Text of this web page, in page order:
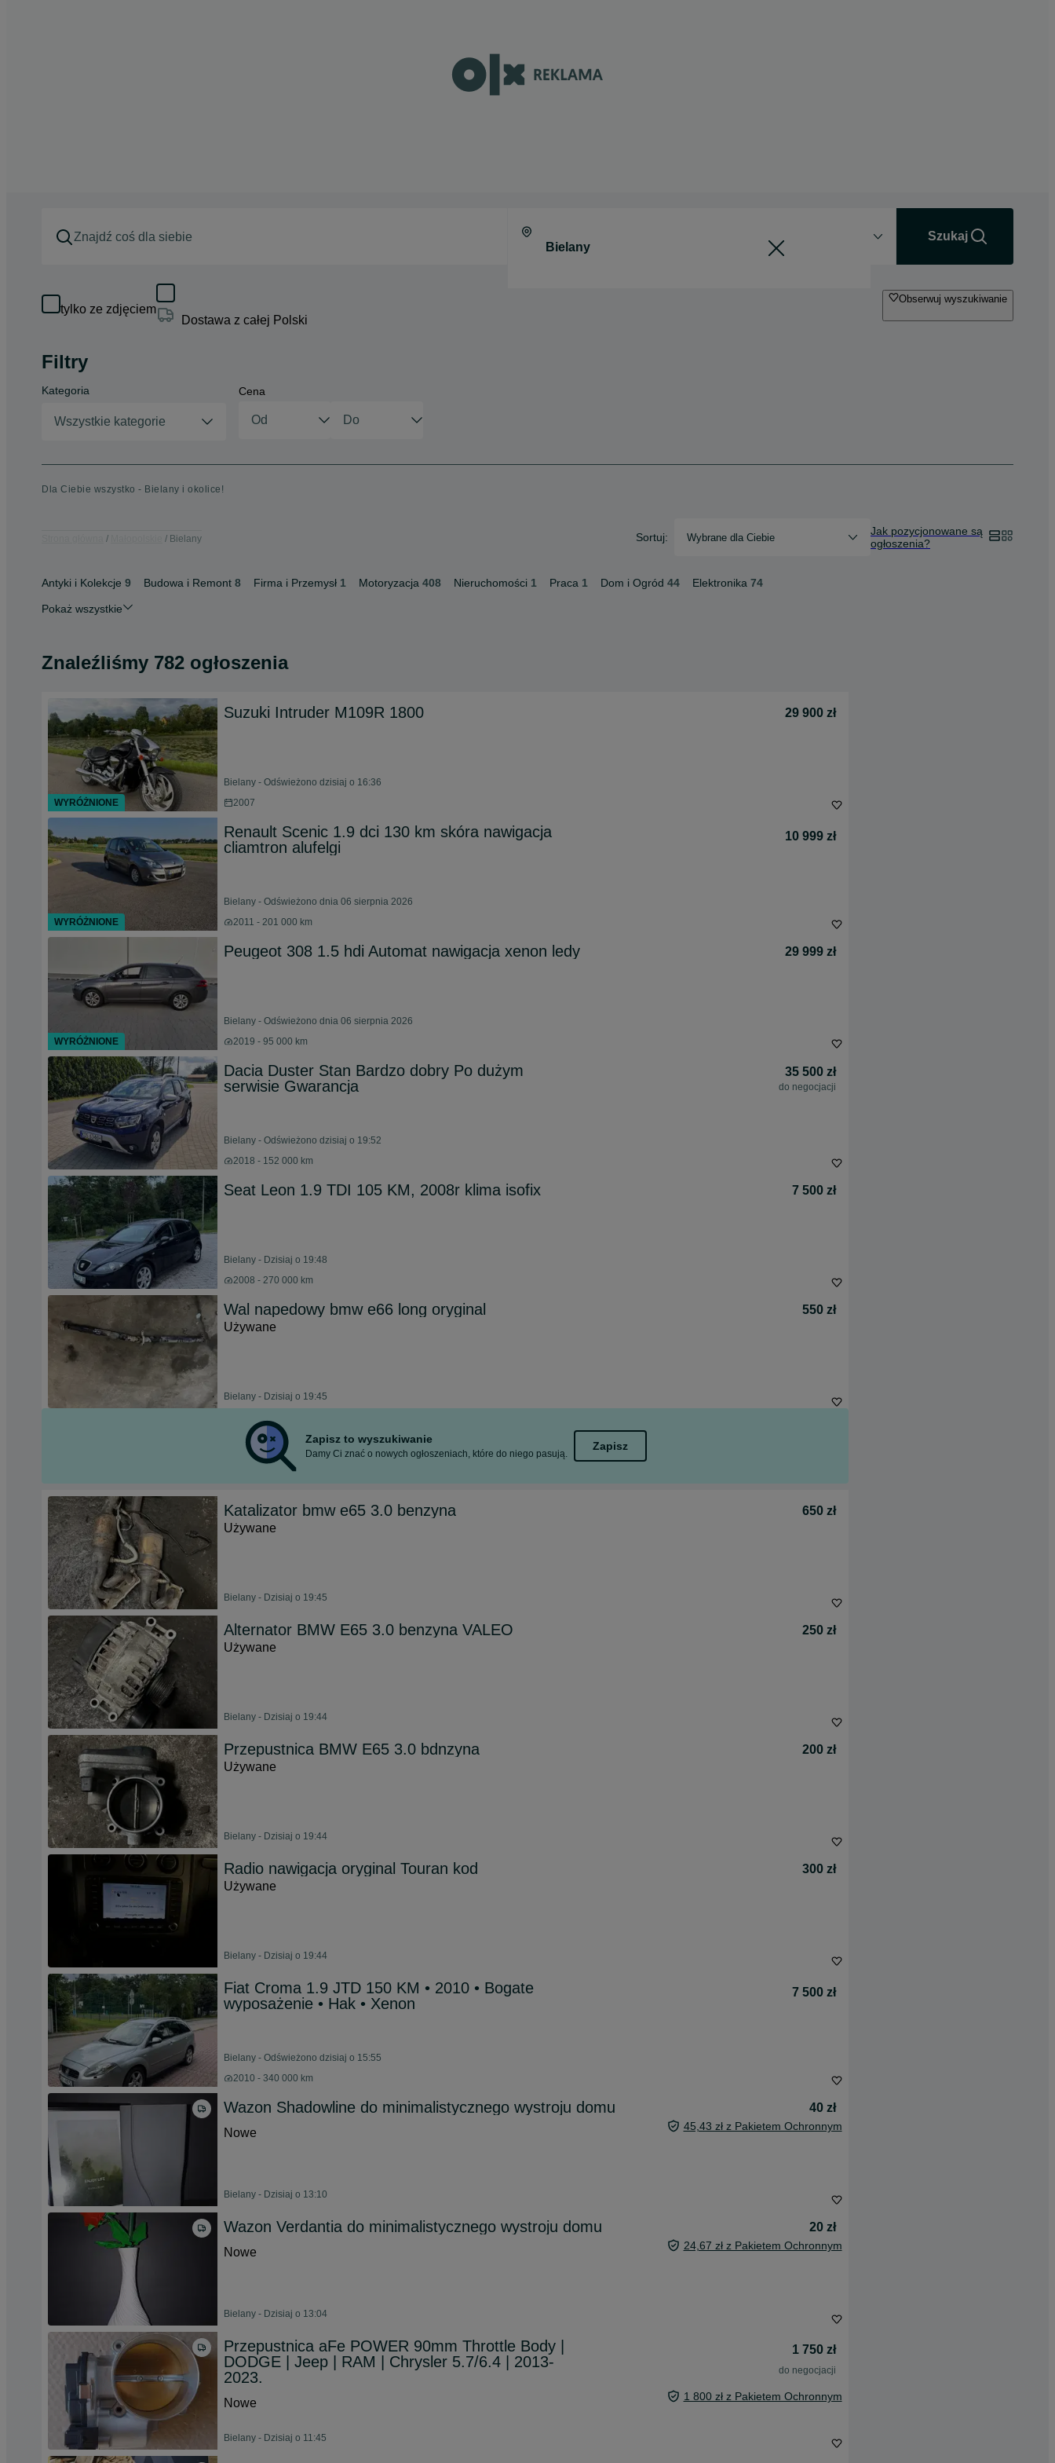
Szukaj
tylko ze zdjęciem
Dostawa z całej Polski
Obserwuj wyszukiwanie
Filtry
Kategoria
Wszystkie kategorie
Cena
Dla Ciebie wszystko - Bielany i okolice!
Bielany Sortuj: Wybrane dla Ciebie
Jak pozycjonowane są
ogłoszenia?
Antyki i Kolekcje 9 Budowa i Remont 8 Firma i Przemysł 1 Motoryzacja 408 Nieruchomości 1 Praca 1 Dom i Ogród 44 Elektronika 74
Pokaż wszystkie
Znaleźliśmy 782 ogłoszenia
Suzuki Intruder M109R 1800 29 900 zł
Bielany - Odświeżono dzisiaj o 16:36
2007
Renault Scenic 1.9 dci 130 km skóra nawigacja
cliamtron alufelgi
10 999 zł
Bielany - Odświeżono dnia 06 sierpnia 2026
2011 - 201 000 km
Peugeot 308 1.5 hdi Automat nawigacja xenon ledy 29 999 zł
Bielany - Odświeżono dnia 06 sierpnia 2026
2019 - 95 000 km
Dacia Duster Stan Bardzo dobry Po dużym
serwisie Gwarancja
35 500 zł
do negocjacji
Bielany - Odświeżono dzisiaj o 19:52
2018 - 152 000 km
Seat Leon 1.9 TDI 105 KM, 2008r klima isofix 7 500 zł
Bielany - Dzisiaj o 19:48
2008 - 270 000 km
Wal napedowy bmw e66 long oryginal
550 zł
Używane
Bielany - Dzisiaj o 19:45
Zapisz to wyszukiwanie
Damy Ci znać o nowych ogłoszeniach, które do niego pasują.
Zapisz
Katalizator bmw e65 3.0 benzyna
650 zł
Używane
Bielany - Dzisiaj o 19:45
Alternator BMW E65 3.0 benzyna VALEO
250 zł
Używane
Bielany - Dzisiaj o 19:44
Przepustnica BMW E65 3.0 bdnzyna
200 zł
Używane
Bielany - Dzisiaj o 19:44
Radio nawigacja oryginal Touran kod
300 zł
Używane
Bielany - Dzisiaj o 19:44
Fiat Croma 1.9 JTD 150 KM • 2010 • Bogate
wyposażenie • Hak • Xenon
7 500 zł
Bielany - Odświeżono dzisiaj o 15:55
2010 - 340 000 km
Wazon Shadowline do minimalistycznego wystroju domu
40 zł
Nowe
45,43 zł z Pakietem Ochronnym
Bielany - Dzisiaj o 13:10
Wazon Verdantia do minimalistycznego wystroju domu
20 zł
Nowe
24,67 zł z Pakietem Ochronnym
Bielany - Dzisiaj o 13:04
Przepustnica aFe POWER 90mm Throttle Body |
DODGE | Jeep | RAM | Chrysler 5.7/6.4 | 2013-
2023.
1 750 zł
do negocjacji
Nowe 1 800 zł z Pakietem Ochronnym
Bielany - Dzisiaj o 11:45
WYRÓŻNIONE
WYRÓŻNIONE
WYRÓŻNIONE